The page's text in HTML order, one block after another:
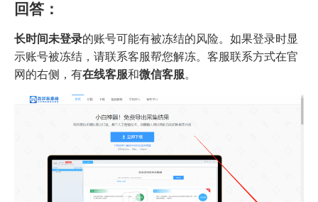
回答：
长时间未登录的账号可能有被冻结的风险。如果登录时显
示账号被冻结，请联系客服帮您解冻。客服联系方式在官
网的右侧，有在线客服和微信客服。